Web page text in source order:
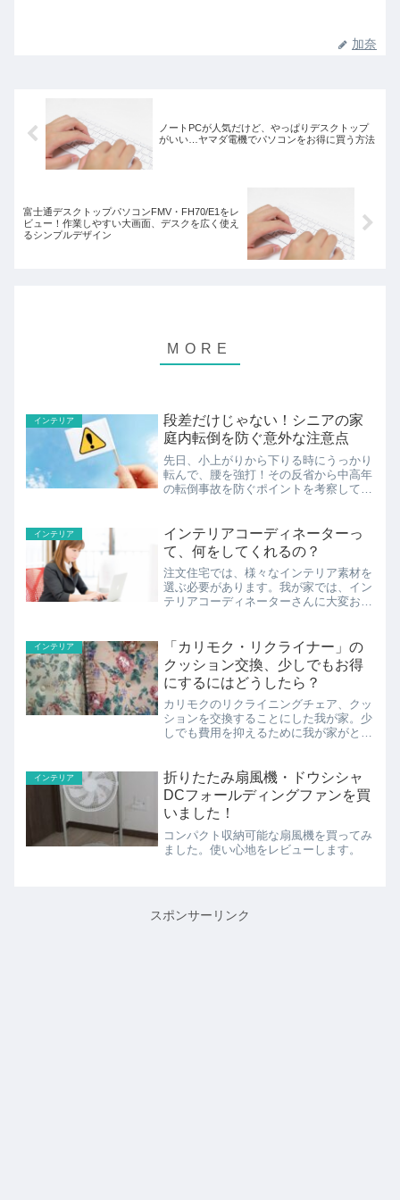
加奈
ノートPCが人気だけど、やっぱりデスクトップ
がいい…ヤマダ電機でパソコンをお得に買う方法
富士通デスクトップパソコンFMV・FH70/E1をレ
ビュー！作業しやすい大画面、デスクを広く使え
るシンプルデザイン
インテリア
段差だけじゃない！シニアの家
庭内転倒を防ぐ意外な注意点
先日、小上がりから下りる時にうっかり
転んで、腰を強打！その反省から中高年
の転倒事故を防ぐポイントを考察してみ
インテリア
インテリアコーディネーターっ
て、何をしてくれるの？
注文住宅では、様々なインテリア素材を
選ぶ必要があります。我が家では、イン
テリアコーディネーターさんに大変お世
インテリア
「カリモク・リクライナー」の
クッション交換、少しでもお得
にするにはどうしたら？
カリモクのリクライニングチェア、クッ
ションを交換することにした我が家。少
しでも費用を抑えるために我が家がとっ
インテリア
折りたたみ扇風機・ドウシシャ
DCフォールディングファンを買
いました！
コンパクト収納可能な扇風機を買ってみ
ました。使い心地をレビューします。
スポンサーリンク